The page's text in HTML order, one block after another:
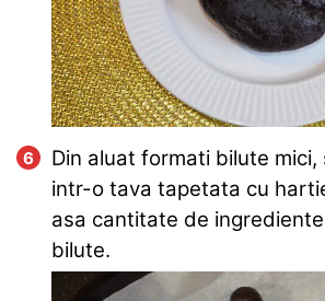
Din aluat formati bilute
intr-o tava tapetata cu
asa cantitate de
bilute.